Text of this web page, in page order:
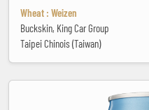
Wheat : Weizen
Buckskin, King Car Group
Taipei Chinois (Taiwan)